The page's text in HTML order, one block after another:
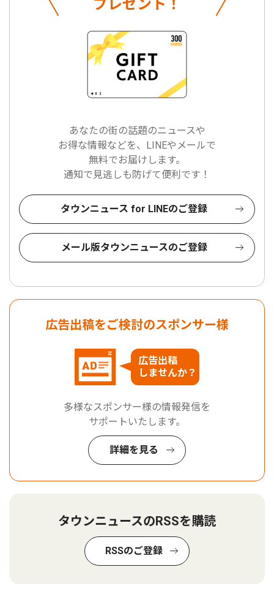
プレゼント！
あなたの街の話題のニュースや
お得な情報などを、LINEやメールで
無料でお届けします。
通知で見逃しも防げて便利です！
タウンニュース for LINEのご登録
メール版タウンニュースのご登録
広告出稿をご検討のスポンサー様
広告出稿
しませんか？
多様なスポンサー様の情報発信を
サポートいたします。
詳細を見る
タウンニュースのRSSを購読
RSSのご登録